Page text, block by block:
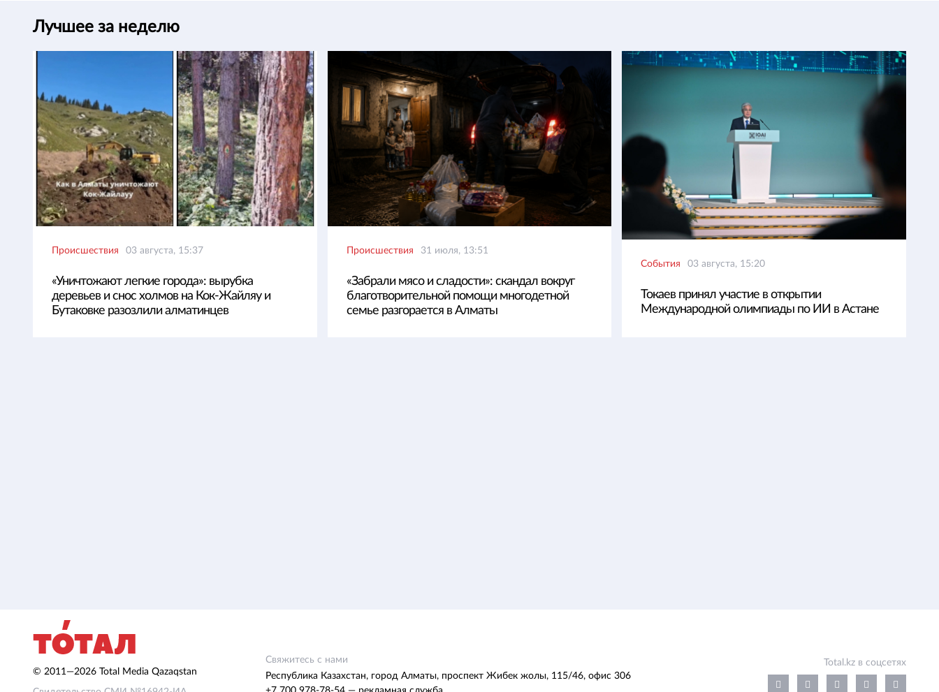
Лучшее за неделю
Происшествия 03 августа, 15:37
«Уничтожают легкие города»: вырубка
деревьев и снос холмов на Кок-Жайляу и
Бутаковке разозлили алматинцев
Происшествия 31 июля, 13:51
«Забрали мясо и сладости»: скандал вокруг
благотворительной помощи многодетной
семье разгорается в Алматы
События 03 августа, 15:20
Токаев принял участие в открытии
Международной олимпиады по ИИ в Астане
© 2011—2026 Total Media Qazaqstan
Свяжитесь с нами
Республика Казахстан, город Алматы, проспект Жибек жолы, 115/46, офис 306
Total.kz в соцсетях